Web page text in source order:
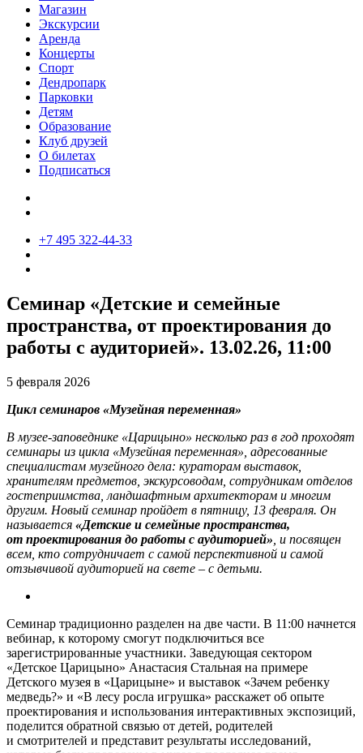
Магазин
Экскурсии
Аренда
Концерты
Спорт
Дендропарк
Парковки
Детям
Образование
Клуб друзей
О билетах
Подписаться
+7 495 322-44-33
Семинар «Детские и семейные
пространства, от проектирования до
работы с аудиторией». 13.02.26, 11:00
5 февраля 2026
Цикл семинаров «Музейная переменная»
В музее-заповеднике «Царицыно» несколько раз в год проходят
семинары из цикла «Музейная переменная», адресованные
специалистам музейного дела: кураторам выставок,
хранителям предметов, экскурсоводам, сотрудникам отделов
гостеприимства, ландшафтным архитекторам и многим
другим. Новый семинар пройдет в пятницу, 13 февраля. Он
называется «Детские и семейные пространства,
от проектирования до работы с аудиторией» , и посвящен
всем, кто сотрудничает с самой перспективной и самой
отзывчивой аудиторией на свете – с детьми.
Семинар традиционно разделен на две части. В 11:00 начнется
вебинар, к которому смогут подключиться все
зарегистрированные участники. Заведующая сектором
«Детское Царицыно» Анастасия Стальная на примере
Детского музея в «Царицыне» и выставок «Зачем ребенку
медведь?» и «В лесу росла игрушка» расскажет об опыте
проектирования и использования интерактивных экспозиций,
поделится обратной связью от детей, родителей
и смотрителей и представит результаты исследований,